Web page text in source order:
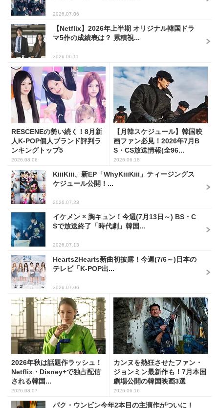
2026.07.06
【Netflix】2026年上半期 オリジナル韓国ドラ
マ5作の成績表は？ 累積視...
2026.06.11
RESCENEの勢い続く！8月新
人K-POP個人ブランド評判ラ
ンキングトップ5
2026.08.06
【月韓スケジュール】韓国映
画ファン必見！2026年7月B
S・CS放送情報(全96...
2026.06.18
KiiiKiii、新EP「WhyKiiiKiii」ティージングス
ケジュール公開！...
2026.07.23
イケメン × 胸キュン！今週(7月13日～) BS・C
Sで放送終了「時代劇」韓国...
2026.07.13
Hearts2Hearts新曲初披露！今週(7/6～)日本の
テレビ「K-POP出...
2026.07.06
2026年秋は話題作ラッシュ！
Netflix・Disney+で独占配信
される韓国...
2026.08.07
カンヌを熱狂させたファン・
ジョンミン最新作も！7月本国
劇場公開の韓国映画3選
2026.06.16
パク・ウンビン今年2本目の主演作がついに！